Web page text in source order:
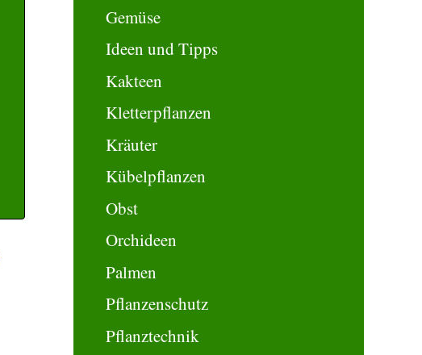
Gemüse
Ideen und Tipps
Kakteen
Kletterpflanzen
Kräuter
Kübelpflanzen
Obst
Orchideen
Palmen
Pflanzenschutz
Pflanztechnik